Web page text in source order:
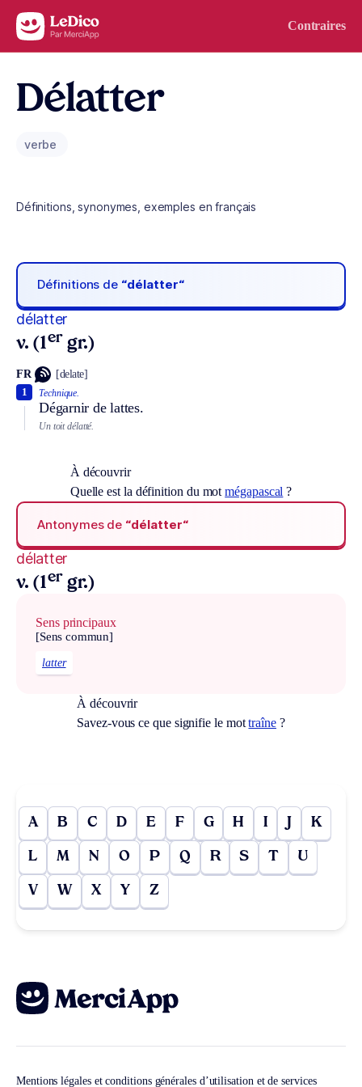
Aller au contenu Contraires
Délatter
verbe
Définitions, synonymes, exemples en français
Définitions de “délatter“
délatter
v. (1er gr.)
FR [delate]
Technique.
Dégarnir de lattes.
1
Un toit délatté.
À découvrir
Quelle est la définition du motmégapascal ?
Antonymes de “délatter“
délatter
v. (1er gr.)
Sens principaux
[Sens commun]
latter
À découvrir
Savez-vous ce que signifie le mottraîne?
A B C D E F G H I J K
L M N O P Q R S T U
V W X Y Z
Mentions légales et conditions générales d’utilisation et de services